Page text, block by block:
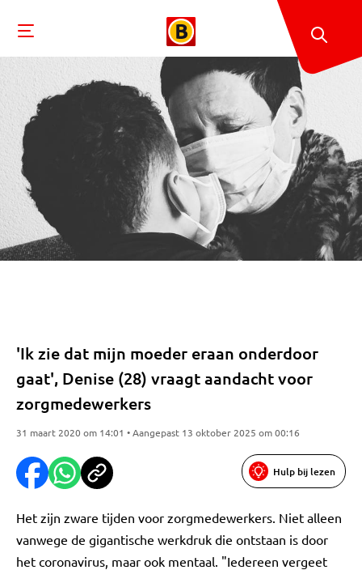
'Ik zie dat mijn moeder eraan onderdoor
gaat', Denise (28) vraagt aandacht voor
zorgmedewerkers
31 maart 2020 om 14:01 • Aangepast 13 oktober 2025 om 00:16
Hulp bij lezen
Het zijn zware tijden voor zorgmedewerkers. Niet alleen
vanwege de gigantische werkdruk die ontstaan is door
het coronavirus, maar ook mentaal. "Iedereen vergeet